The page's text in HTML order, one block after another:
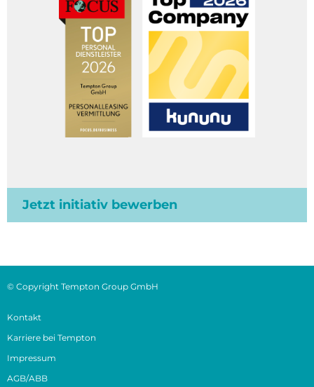
Jetzt initiativ bewerben
© Copyright Tempton Group GmbH
Kontakt
Karriere bei Tempton
Impressum
AGB/ABB